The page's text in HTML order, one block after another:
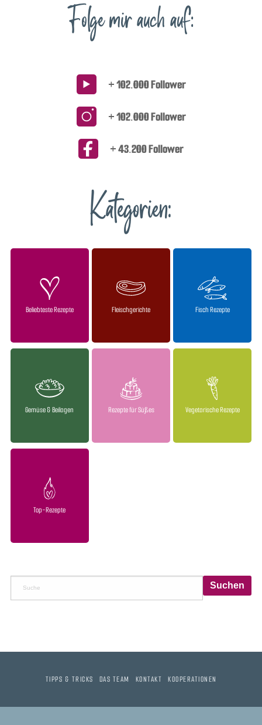
Folge mir auch auf:
+ 102.000 Follower
+ 102.000 Follower
+ 43.200 Follower
Kategorien:
Beliebteste Rezepte Fleischgerichte Fisch Rezepte
Gemüse & Beilagen Rezepte für Süßes Vegetarische Rezepte
Top-Rezepte
TIPPS & TRICKS DAS TEAM KONTAKT KOOPERATIONEN